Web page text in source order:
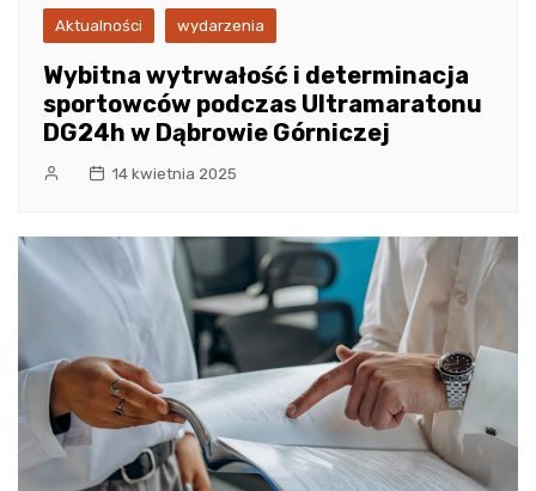
Aktualności wydarzenia
Wybitna wytrwałość i determinacja
sportowców podczas Ultramaratonu
DG24h w Dąbrowie Górniczej
14 kwietnia 2025